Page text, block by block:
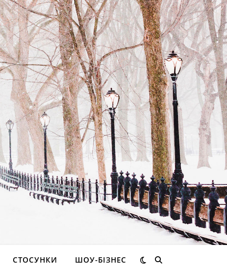
СТОСУНКИ ШОУ-БІЗНЕС